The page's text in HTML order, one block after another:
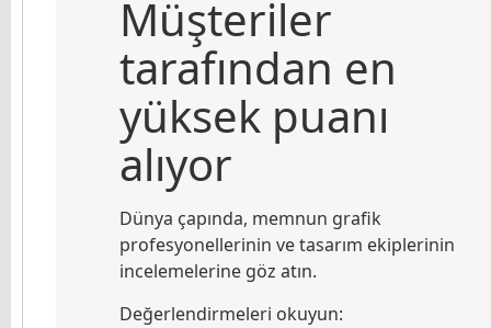
Müşteriler
tarafından en
yüksek puanı
alıyor
Dünya çapında, memnun grafik
profesyonellerinin ve tasarım ekiplerinin
incelemelerine göz atın.
Değerlendirmeleri okuyun: